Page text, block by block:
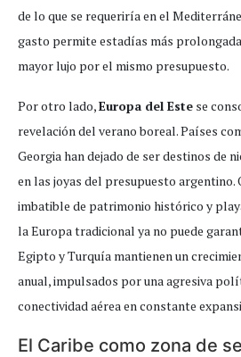
de lo que se requeriría en el
gasto permite estadías más
mayor lujo por el mismo presupuesto.
Por otro lado,Europa del Este se
revelación del verano boreal. Países
Georgia han dejado de ser destinos de
en las joyas del presupuesto argentino.
imbatible de patrimonio histórico y
la Europa tradicional ya no puede
Egipto y Turquía mantienen un
anual, impulsados por una agresiva
conectividad aérea en constante
El Caribe como zona de